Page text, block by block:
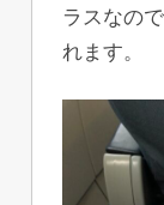
ラスなの
れます。